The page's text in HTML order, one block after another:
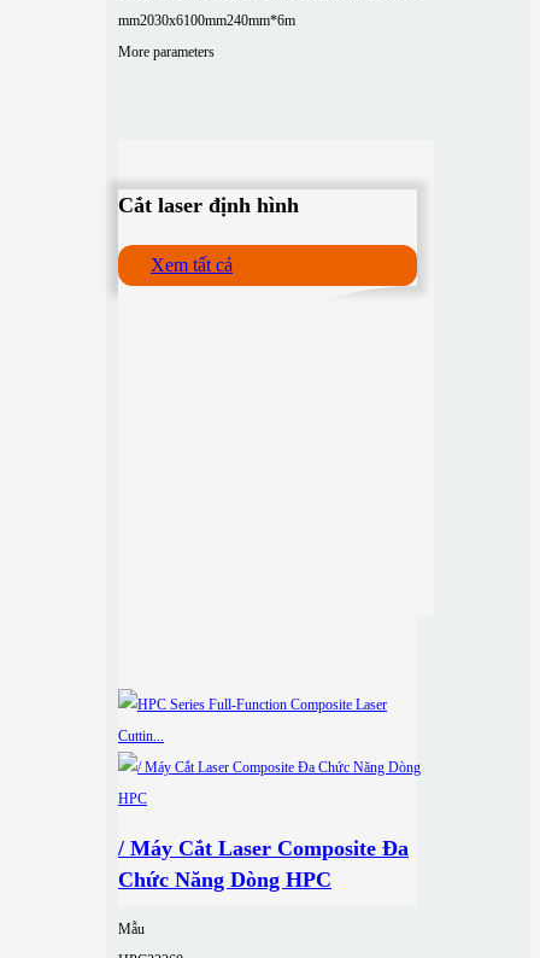
mm2030x6100mm240mm*6m
More parameters
Cắt laser định hình
Xem tất cả
/ Máy Cắt Laser Composite Đa
Chức Năng Dòng HPC
Mẫu